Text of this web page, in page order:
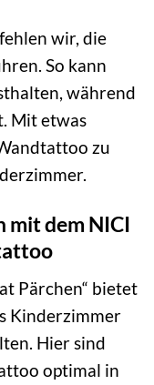
wir, die
So kann
während
Mit etwas
zu
mit dem NICI
Pärchen“ bietet
Kinderzimmer
Hier sind
optimal in